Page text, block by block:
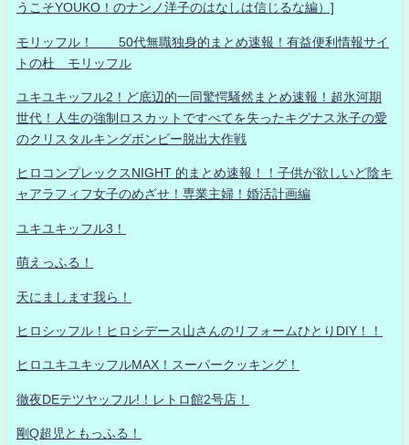
うこそYOUKO！のナンノ洋子のはなしは信じるな編）]
モリッフル！ 50代無職独身的まとめ速報！有益便利情報サイ
トの杜 モリッフル
ユキユキッフル2！ど底辺的一同驚愕騒然まとめ速報！超氷河期
世代！人生の強制ロスカットですべてを失ったキグナス氷子の愛
のクリスタルキングボンビー脱出大作戦
ヒロコンプレックスNIGHT 的まとめ速報！！子供が欲しいど陰キ
ャアラフィフ女子のめざせ！専業主婦！婚活計画編
ユキユキッフル3！
萌えっふる！
天にまします我ら！
ヒロシッフル！ヒロシデース山さんのリフォームひとりDIY！！
ヒロユキユキッフルMAX！スーパークッキング！
徹夜DEテツヤッフル!！レトロ館2号店！
剛Q超児ともっふる！